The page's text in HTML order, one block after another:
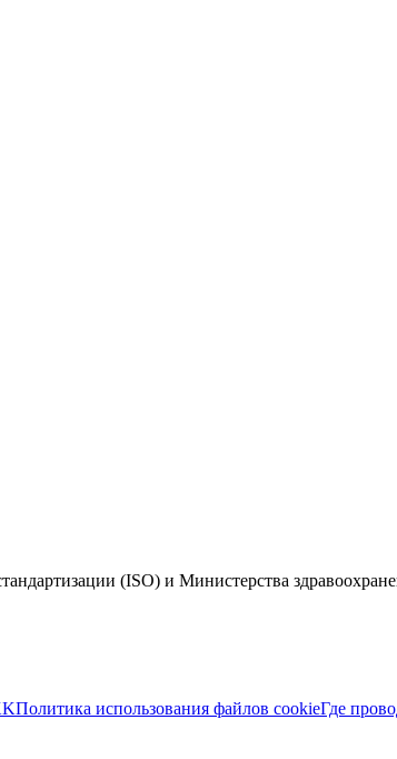
(ISO) и Министерства
Политика использования файлов cookieГде